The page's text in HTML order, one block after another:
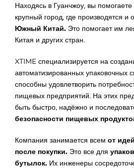
Находясь в Гуанчжоу, вы
крупный город, где производятся и
Южный Китай. Это помогает им
Китая и других стран.
XTIME специализируется на
автоматизированных упаковочных
способны удовлетворить
пищевых предприятий. На этих
быть быстро, надёжно и
безопасности пищевых
Компания занимается всем от
после покупки. Это все для
бутылок. Их инженеры